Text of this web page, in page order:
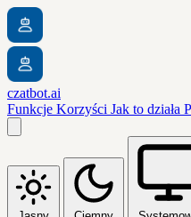
czatbot.ai
Funkcje Korzyści Jak to działa